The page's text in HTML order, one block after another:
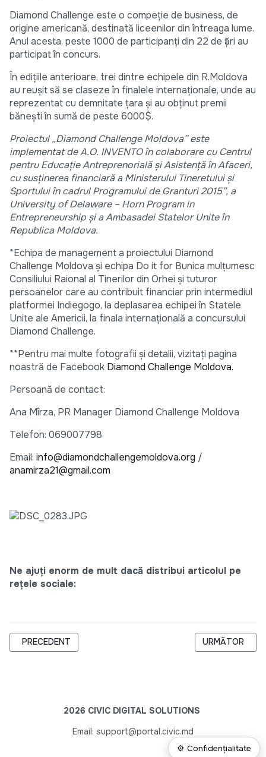
Diamond Challenge este o compeție de business, de
origine americană, destinată liceenilor din întreaga lume.
Anul acesta, peste 1000 de participanți din 22 de țări au
participat în concurs.
În edițiile anterioare, trei dintre echipele din R.Moldova
au reușit să se claseze în finalele internaționale, unde au
reprezentat cu demnitate țara și au obținut premii
bănești în sumă de peste 6000$.
Proiectul „Diamond Challenge Moldova” este
implementat de A.O. INVENTO în colaborare cu Centrul
pentru Educație Antreprenorială și Asistență în Afaceri,
cu susținerea financiară a Ministerului Tineretului și
Sportului în cadrul Programului de Granturi 2015”, a
University of Delaware – Horn Program in
Entrepreneurship și a Ambasadei Statelor Unite în
Republica Moldova.
*Echipa de management a proiectului Diamond
Challenge Moldova și echipa Do it for Bunica mulțumesc
Consiliului Raional al Tinerilor din Orhei și tuturor
persoanelor care au contribuit financiar prin intermediul
platformei Indiegogo, la deplasarea echipei în Statele
Unite ale Americii, la finala internațională a concursului
Diamond Challenge.
**Pentru mai multe fotografii și detalii, vizitați pagina
noastră de Facebook Diamond Challenge Moldova.
Persoană de contact:
Ana Mîrza, PR Manager Diamond Challenge Moldova
Telefon: 069007798
Email: info@diamondchallengemoldova.org /
anamirza21@gmail.com
Ne ajuți enorm de mult dacă distribui articolul pe
rețele sociale:
ARTICOL PRECEDENT: FESTIVALUL MUNICIPAL DE TEATRU
PRECEDENT ARTICOLUL
URMĂTOR
2026 CIVIC DIGITAL SOLUTIONS
Email: support@portal.civic.md
⚙ Confidențialitate